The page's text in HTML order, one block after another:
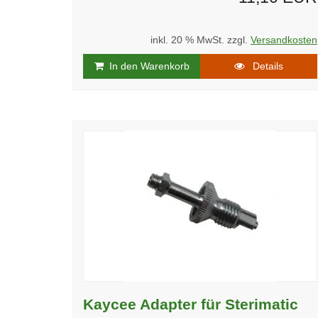
inkl. 20 % MwSt. zzgl. Versandkosten
In den Warenkorb Details
Kaycee Adapter für Sterimatic